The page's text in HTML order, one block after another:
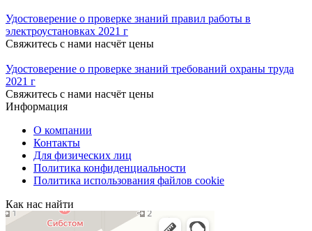
Удостоверение о проверке знаний правил работы в
электроустановках 2021 г
Свяжитесь с нами насчёт цены
Удостоверение о проверке знаний требований охраны труда
2021 г
Свяжитесь с нами насчёт цены
Информация
О компании
Контакты
Для физических лиц
Политика конфиденциальности
Политика использования файлов cookie
Как нас найти